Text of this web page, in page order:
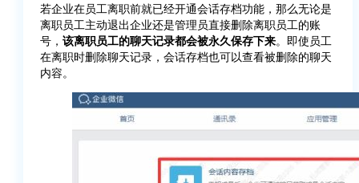
若企业在员工离职前就已经开通会话存档功能，那么无论是
离职员工主动退出企业还是管理员直接删除离职员工的账
号， 该离职员工的聊天记录都会被永久保存下来。即使员工
在离职时删除聊天记录，会话存档也可以查看被删除的聊天
内容。